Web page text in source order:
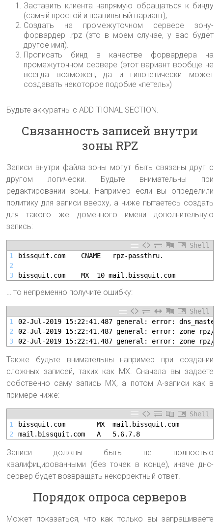
Заставить клиента напрямую обращаться к бинду
(самый простой и правильный вариант);
Создать на промежуточном сервере зону-
форвардер .rpz (это в моем случае, у вас будет
другое имя).
Прописать бинд в качестве форвардера на
промежуточном сервере (этот вариант вообще не
всегда возможен, да и гипотетически может
создавать некоторое подобие «петель»)
Будьте аккуратны с ADDITIONAL SECTION.
Связанность записей внутри
зоны RPZ
Записи внутри файла зоны могут быть связаны друг с
другом логически. Будьте внимательны при
редактировании зоны. Например если вы определили
политику для записи вверху, а ниже пытаетесь создать
для такого же доменного имени дополнительную
запись:
Shell
1
2
3
bissquit.com	CNAME	rpz-passthru.
bissquit.com	MX	10 mail.bissquit.com
… то непременно получите ошибку:
Shell
1
2
3
02-Jul-2019 15:22:41.487 general: error:
02-Jul-2019 15:22:41.487 general: error: zone
02-Jul-2019 15:22:41.487 general: error: zone
Также будьте внимательны например при создании
сложных записей, таких как MX. Сначала вы задаете
собственно саму запись MX, а потом А-записи как в
примере ниже:
Shell
1
2
bissquit.com 		MX	mail.bissquit.com
mail.bissquit.com 	A	5.6.7.8
Записи должны быть не полностью
квалифицированными (без точек в конце), иначе днс-
сервер будет возвращать некорректный ответ.
Порядок опроса серверов
Может показаться, что как только вы запрашиваете